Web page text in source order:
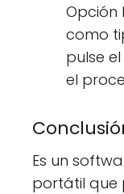
Opción
como
pulse
el
Es un
portátil que